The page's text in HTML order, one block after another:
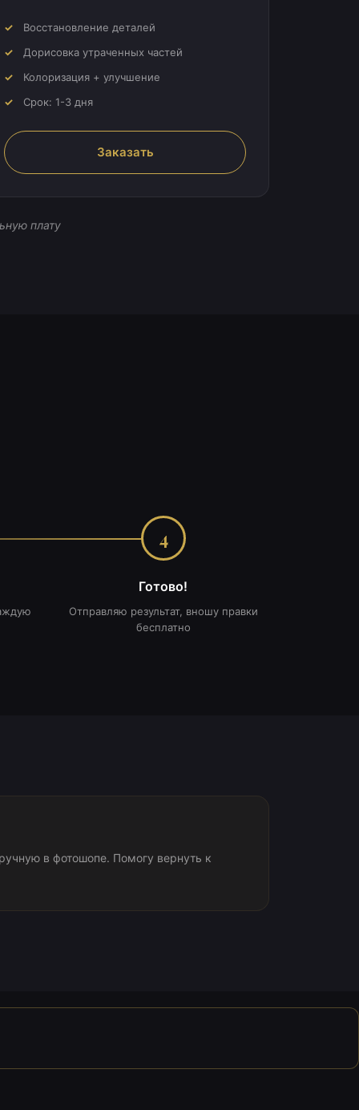
Восстановление деталей
Дорисовка утраченных частей
Колоризация + улучшение
Срок: 1-3 дня
Заказать
плату
4
Готово!
Отправляю результат, вношу правки
бесплатно
в фотошопе. Помогу вернуть к